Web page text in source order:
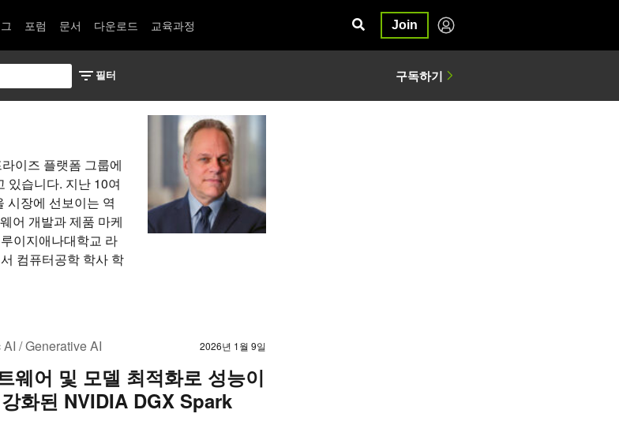
포럼 문서 다운로드 교육과정 Join
이즈 플랫폼 그룹에
있습니다. 지난 10여
시장에 선보이는 역
어 개발과 제품 마케
이지애나대학교 라
컴퓨터공학 학사 학
/ Generative AI 2026년 1월 9일
웨어 및 모델 최적화로 성능이
화된 NVIDIA DGX Spark